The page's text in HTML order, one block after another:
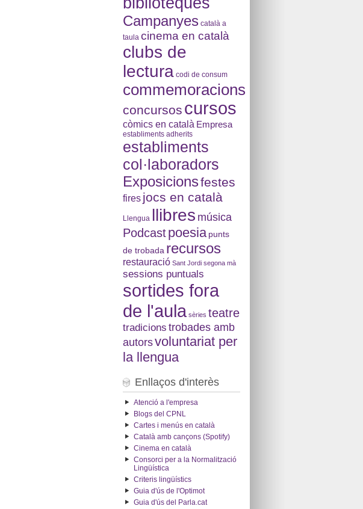
Campanyes català a
taula cinema en català
clubs de
lectura codi de consum
commemoracions
concursos cursos
còmics en català Empresa
establiments adherits
establiments
col·laboradors
Exposicionsfestes
fires jocs en català
Llengua llibres música
Podcast poesia punts
de trobada recursos
restauració Sant Jordi segona mà
sessions puntuals
sortides fora
de l'aula sèries teatre
tradicions trobades amb
autorsvoluntariat per
la llengua
Enllaços d'interès
Atenció a l'empresa
Blogs del CPNL
Cartes i menús en català
Català amb cançons (Spotify)
Cinema en català
Consorci per a la Normalització
Lingüística
Criteris lingüístics
Guia d'ús de l'Optimot
Guia d'ús del Parla.cat